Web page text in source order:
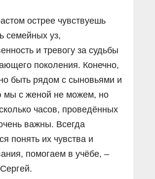
острее чувствуешь
семейных уз,
и тревогу за судьбы
поколения. Конечно,
быть рядом с сыновьями и
мы с женой не можем, но
часов, проведённых
важны. Всегда
понять их чувства и
помогаем в учёбе, –